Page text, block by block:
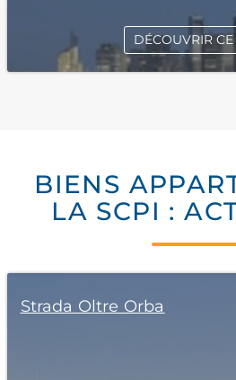
DÉCOUVRIR
BIENS
LA SCPI :
Strada Oltre Orba